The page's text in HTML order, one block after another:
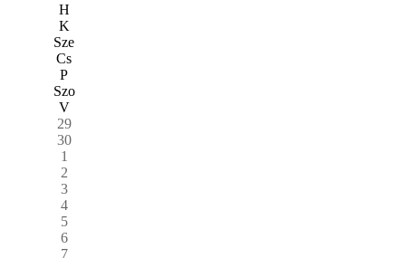
H
K
Sze
Cs
P
Szo
V
29
30
1
2
3
4
5
6
7